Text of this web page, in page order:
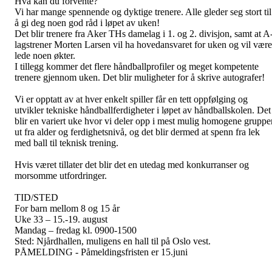
Vi har mange spennende og dyktige trenere. Alle gleder seg stort til
å gi deg noen god råd i løpet av uken!
Det blir trenere fra Aker THs damelag i 1. og 2. divisjon, samt at
lagstrener Morten Larsen vil ha hovedansvaret for uken og vil være
lede noen økter.
I tillegg kommer det flere håndballprofiler og meget kompetente
trenere gjennom uken. Det blir muligheter for å skrive autografer!
Vi er opptatt av at hver enkelt spiller får en tett oppfølging og
utvikler tekniske håndballferdigheter i løpet av håndballskolen. Det
blir en variert uke hvor vi deler opp i mest mulig homogene
ut fra alder og ferdighetsnivå, og det blir dermed at spenn fra lek
med ball til teknisk trening.
Hvis været tillater det blir det en utedag med konkurranser og
morsomme utfordringer.
TID/STED
For barn mellom 8 og 15 år
Uke 33 – 15.-19. august
Mandag – fredag kl. 0900-1500
Sted: Njårdhallen, muligens en hall til på Oslo vest.
PÅMELDING - Påmeldingsfristen er 15.juni